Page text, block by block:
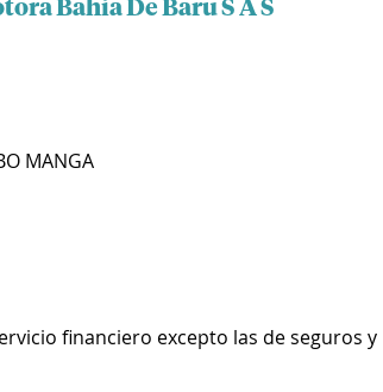
Bahia De Baru S A S
MANGA
financiero excepto las de seguros y